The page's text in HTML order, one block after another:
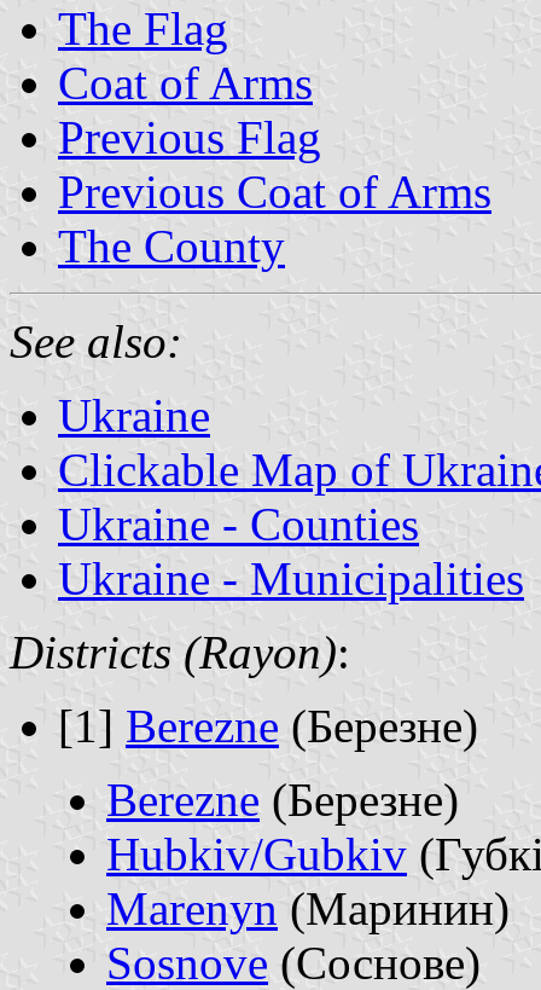
The Flag
Coat of Arms
Previous Flag
Previous Coat of Arms
The County
See also:
Ukraine
Clickable Map of
Ukraine - Counties
Ukraine - Municipalities
Districts (Rayon):
[1] Berezne (Березне)
Berezne (Березне)
Hubkiv/Gubkiv
Marenyn (Маринин)
Sosnove (Соснове)